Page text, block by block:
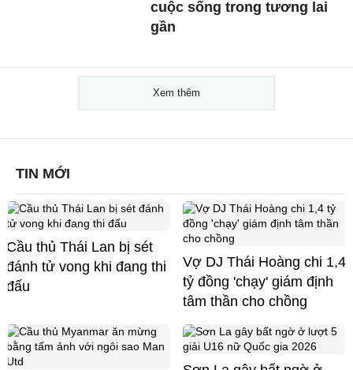
cuộc sống trong tương lai
gần
Xem thêm
TIN MỚI
Cầu thủ Thái Lan bị sét
đánh tử vong khi đang thi
đấu
Vợ DJ Thái Hoàng chi 1,4
tỷ đồng 'chạy' giám định
tâm thần cho chồng